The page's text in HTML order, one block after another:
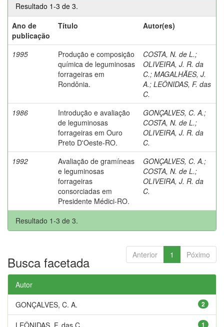
Resultado 1-3 de 3.
Ano de
publicação
Título Autor(es)
1995
Produção e composição
química de leguminosas
forrageiras em
Rondônia.
COSTA, N. de L.;
OLIVEIRA, J. R. da
C.; MAGALHÃES, J.
A.; LEÔNIDAS, F. das
C.
1986
Introdução e avaliação
de leguminosas
forrageiras em Ouro
Preto D'Oeste-RO.
GONÇALVES, C. A.;
COSTA, N. de L.;
OLIVEIRA, J. R. da
C.
1992
Avaliação de gramíneas
e leguminosas
forrageiras
consorciadas em
Presidente Médici-RO.
GONÇALVES, C. A.;
COSTA, N. de L.;
OLIVEIRA, J. R. da
C.
Resultado 1-3 de 3.
Anterior 1 Póximo
Busca facetada
Autor
2
GONÇALVES, C. A.
1
LEÔNIDAS, F. das C.